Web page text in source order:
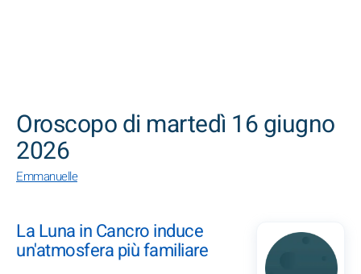
Oroscopo di martedì 16 giugno
2026
Emmanuelle
La Luna in Cancro induce
un'atmosfera più familiare